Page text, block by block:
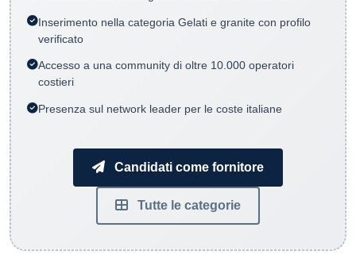
Inserimento nella categoria Gelati e granite con profilo
verificato
Accesso a una community di oltre 10.000 operatori
costieri
Presenza sul network leader per le coste italiane
Candidati come fornitore
Tutte le categorie